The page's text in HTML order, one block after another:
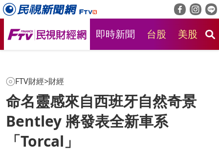
即時新聞 台股 美股
FTV財經>財經
命名靈感來自西班牙自然奇景
Bentley 將發表全新車系
「Torcal」